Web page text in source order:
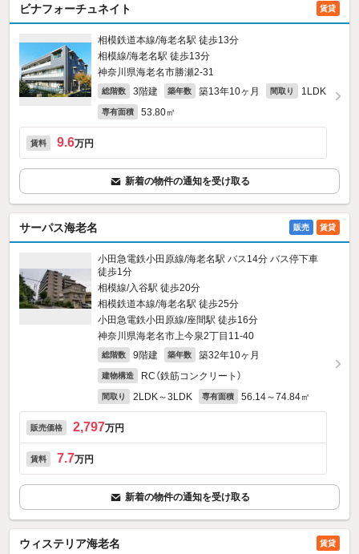
ビナフォーチュネイト 賃貸
相模鉄道本線/海老名駅 徒歩13分
相模線/海老名駅 徒歩13分
神奈川県海老名市勝瀬2-31
総階数 3階建 築年数 築13年10ヶ月 間取り 1LDK
専有面積 53.80㎡
賃料 9.6万円
新着の物件の通知を受け取る
サーパス海老名 販売 賃貸
小田急電鉄小田原線/海老名駅 バス14分 バス停下車
徒歩1分
相模線/入谷駅 徒歩20分
相模鉄道本線/海老名駅 徒歩25分
小田急電鉄小田原線/座間駅 徒歩16分
神奈川県海老名市上今泉2丁目11-40
総階数 9階建 築年数 築32年10ヶ月
建物構造 RC（鉄筋コンクリート）
間取り 2LDK～3LDK 専有面積 56.14～74.84㎡
販売価格 2,797万円
賃料 7.7万円
新着の物件の通知を受け取る
ウィステリア海老名 賃貸